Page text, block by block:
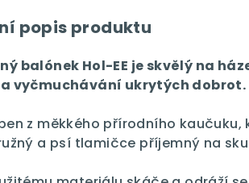
popis produktu
balónek Hol-EE je skvělý na
vyčmuchávání ukrytých dobrot.
z měkkého přírodního
a psí tlamičce příjemný na